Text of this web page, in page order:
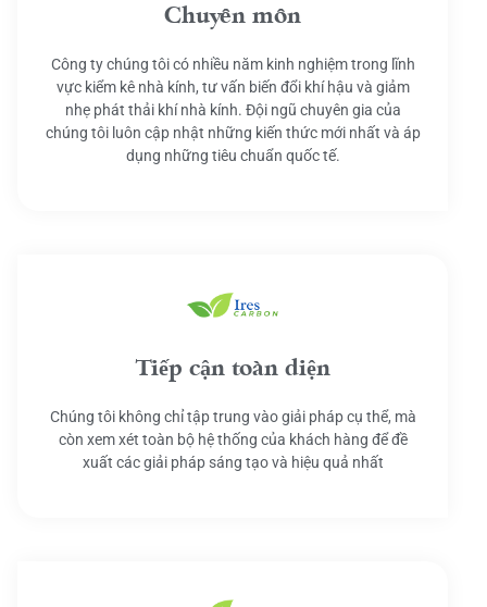
Chuyên môn
Công ty chúng tôi có nhiều năm kinh nghiệm trong lĩnh
vực kiểm kê nhà kính, tư vấn biến đổi khí hậu và giảm
nhẹ phát thải khí nhà kính. Đội ngũ chuyên gia của
chúng tôi luôn cập nhật những kiến thức mới nhất và áp
dụng những tiêu chuẩn quốc tế.
Tiếp cận toàn diện
Chúng tôi không chỉ tập trung vào giải pháp cụ thể, mà
còn xem xét toàn bộ hệ thống của khách hàng để đề
xuất các giải pháp sáng tạo và hiệu quả nhất